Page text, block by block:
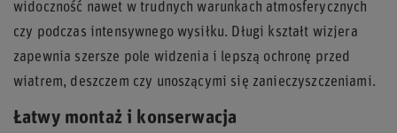
widoczność nawet w trudnych warunkach atmosferycznych
czy podczas intensywnego wysiłku. Długi kształt wizjera
zapewnia szersze pole widzenia i lepszą ochronę przed
wiatrem, deszczem czy unoszącymi się zanieczyszczeniami.
Łatwy montaż i konserwacja